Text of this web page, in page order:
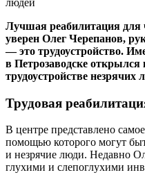
Лучшая реабилитация для
уверен Олег Черепанов,
— это трудоустройство.
в Петрозаводске
трудоустройстве незрячих
Трудовая
В центре представлено
помощью которого могут
и незрячие люди. Недавно
глухими и слепоглухими